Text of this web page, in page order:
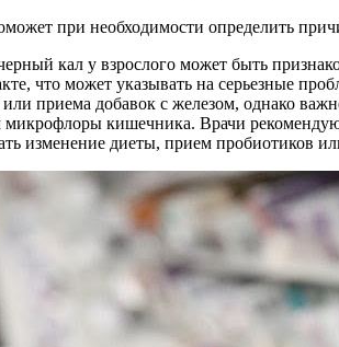
при необходимости определить
кал у взрослого может быть
что может указывать на серьезные
приема добавок с железом, однако
микрофлоры кишечника. Врачи
изменение диеты, прием пробиотиков